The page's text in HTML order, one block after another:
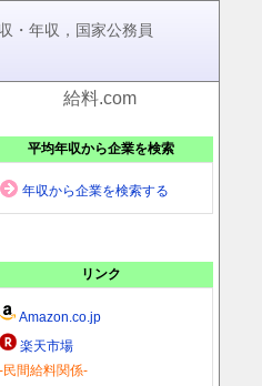
・年収，国家公務員
給料.com
平均年収から企業を検索
年収から企業を検索する
リンク
Amazon.co.jp
楽天市場
-民間給料関係-